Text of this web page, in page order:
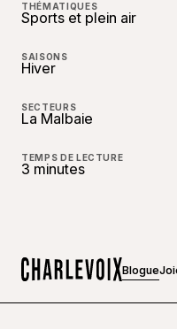
THÉMATIQUES
Sports et plein air
SAISONS
Hiver
SECTEURS
La Malbaie
TEMPS DE LECTURE
3 minutes
Blogue